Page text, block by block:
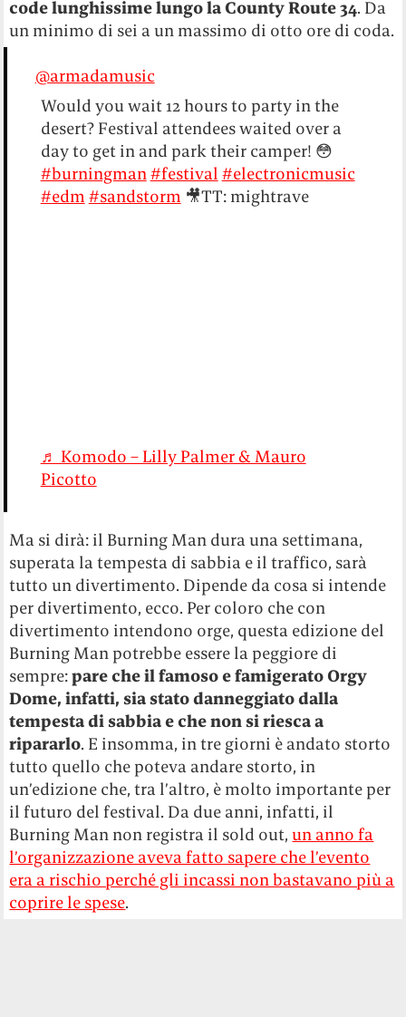
code lunghissime lungo la County Route 34. Da
un minimo di sei a un massimo di otto ore di coda.
@armadamusic
Would you wait 12 hours to party in the
desert? Festival attendees waited over a
day to get in and park their camper! 😳
#burningman #festival #electronicmusic
#edm #sandstorm 🎥TT: mightrave
♬ Komodo – Lilly Palmer & Mauro
Picotto
Ma si dirà: il Burning Man dura una settimana,
superata la tempesta di sabbia e il traffico, sarà
tutto un divertimento. Dipende da cosa si intende
per divertimento, ecco. Per coloro che con
divertimento intendono orge, questa edizione del
Burning Man potrebbe essere la peggiore di
sempre:pare che il famoso e famigerato Orgy
Dome, infatti, sia stato danneggiato dalla
tempesta di sabbia e che non si riesca a
ripararlo. E insomma, in tre giorni è andato storto
tutto quello che poteva andare storto, in
un’edizione che, tra l’altro, è molto importante per
il futuro del festival. Da due anni, infatti, il
Burning Man non registra il sold out,un anno fa
l’organizzazione aveva fatto sapere che l’evento
era a rischio perché gli incassi non bastavano più a
coprire le spese.